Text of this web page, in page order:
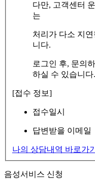
다만, 고객센터
는
처리가 다소 지
니다.
로그인 후, 문의
하실 수 있습니다.
[접수 정보]
접수일시
답변받을 이메일
나의 상담내역 바로가기
음성서비스 신청